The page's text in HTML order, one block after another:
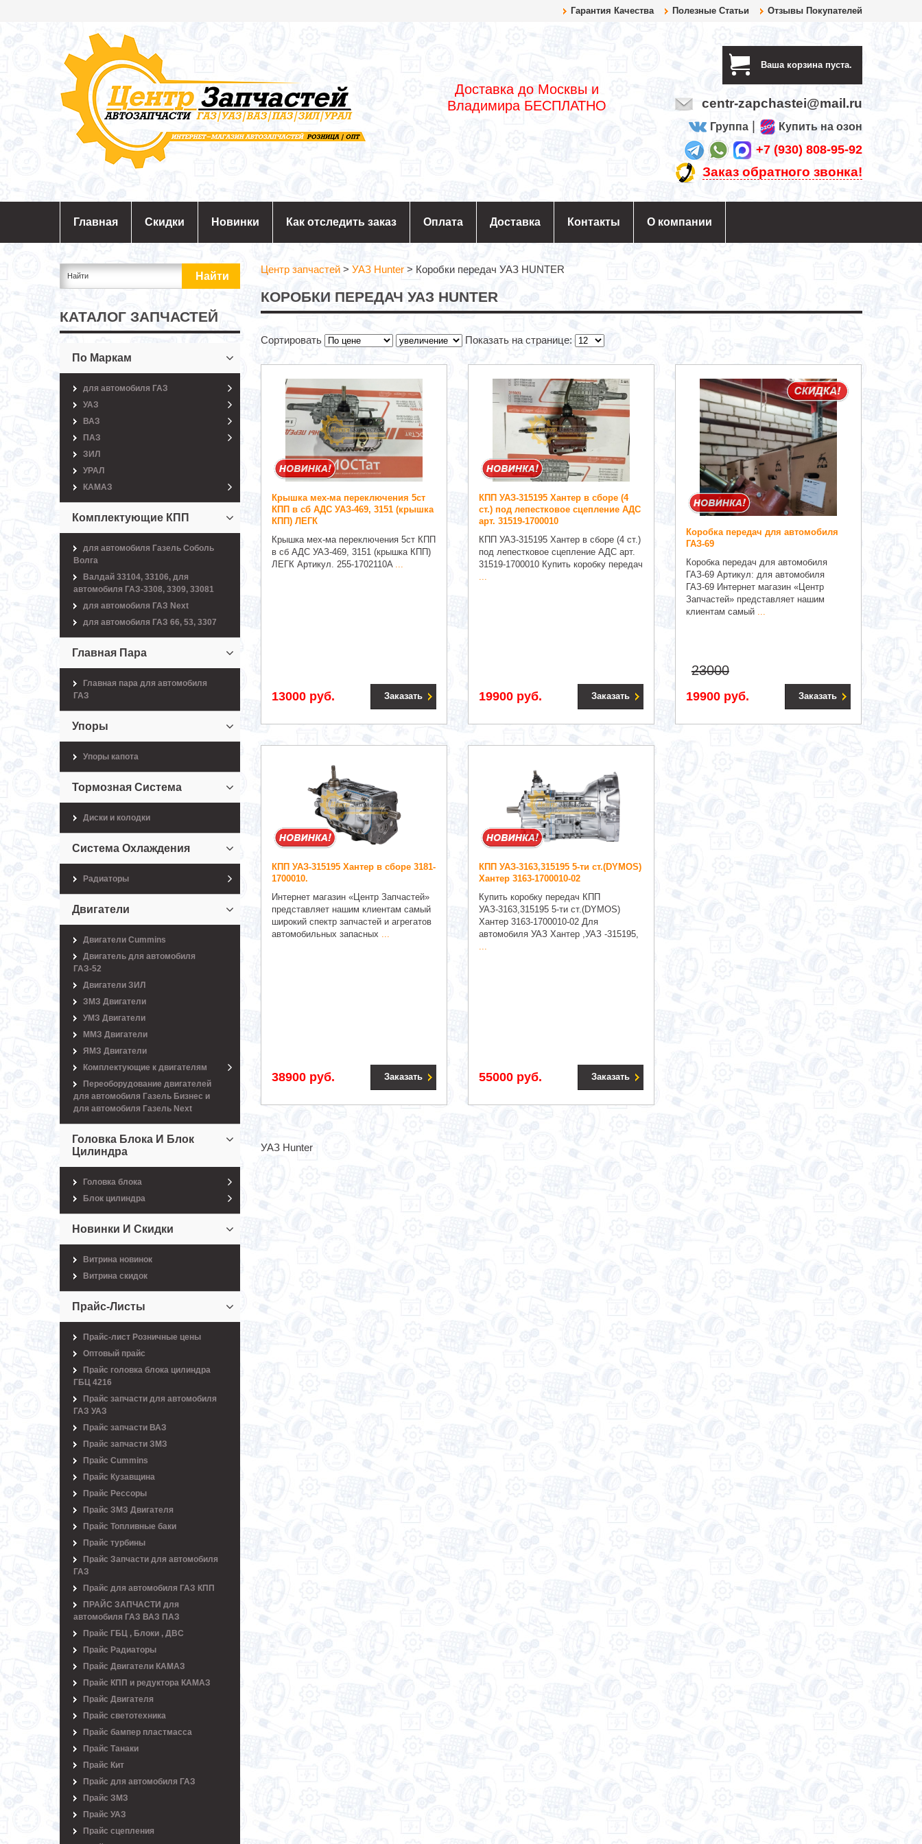
Гарантия Качества Полезные Статьи Отзывы Покупателей
Доставка до Москвы и
Владимира БЕСПЛАТНО
Ваша корзина пуста.
centr-zapchastei@mail.ru
Группа Купить на озон
+7 (930) 808-95-92
Заказ обратного звонка!
Главная Скидки Новинки Как отследить заказ Оплата Доставка Контакты О компании
Центр запчастей> УАЗ Hunter> Коробки передач УАЗ HUNTER
КОРОБКИ ПЕРЕДАЧ УАЗ HUNTER
Сортировать Показать на странице:
Крышка мех-ма переключения 5ст
КПП в сб АДС УАЗ-469, 3151 (крышка
КПП) ЛЕГК
Крышка мех-ма переключения 5ст КПП
в сб АДС УАЗ-469, 3151 (крышка КПП)
ЛЕГК Артикул. 255-1702110A ...
13000 руб. Заказать
КПП УАЗ-315195 Хантер в сборе (4
ст.) под лепестковое сцепление АДС
арт. 31519-1700010
КПП УАЗ-315195 Хантер в сборе (4 ст.)
под лепестковое сцепление АДС арт.
31519-1700010 Купить коробку передач
...
19900 руб. Заказать
Коробка передач для автомобиля
ГАЗ-69
Коробка передач для автомобиля
ГАЗ-69 Артикул: для автомобиля
ГАЗ-69 Интернет магазин «Центр
Запчастей» представляет нашим
клиентам самый ...
23000
19900 руб. Заказать
КПП УАЗ-315195 Хантер в сборе 3181-
1700010.
Интернет магазин «Центр Запчастей»
представляет нашим клиентам самый
широкий спектр запчастей и агрегатов
автомобильных запасных ...
38900 руб. Заказать
КПП УАЗ-3163,315195 5-ти ст.(DYMOS)
Хантер 3163-1700010-02
Купить коробку передач КПП
УАЗ-3163,315195 5-ти ст.(DYMOS)
Хантер 3163-1700010-02 Для
автомобиля УАЗ Хантер ,УАЗ -315195,
...
55000 руб. Заказать
УАЗ Hunter
КАТАЛОГ ЗАПЧАСТЕЙ
По Маркам
для автомобиля ГАЗ
УАЗ
ВАЗ
ПАЗ
ЗИЛ
УРАЛ
КАМАЗ
Комплектующие КПП
для автомобиля Газель Соболь
Волга
Валдай 33104, 33106, для
автомобиля ГАЗ-3308, 3309, 33081
для автомобиля ГАЗ Next
для автомобиля ГАЗ 66, 53, 3307
Главная Пара
Главная пара для автомобиля
ГАЗ
Упоры
Упоры капота
Тормозная Система
Диски и колодки
Система Охлаждения
Радиаторы
Двигатели
Двигатели Cummins
Двигатель для автомобиля
ГАЗ-52
Двигатели ЗИЛ
ЗМЗ Двигатели
УМЗ Двигатели
ММЗ Двигатели
ЯМЗ Двигатели
Комплектующие к двигателям
Переоборудование двигателей
для автомобиля Газель Бизнес и
для автомобиля Газель Next
Головка Блока И Блок
Цилиндра
Головка блока
Блок цилиндра
Новинки И Скидки
Витрина новинок
Витрина скидок
Прайс-Листы
Прайс-лист Розничные цены
Оптовый прайс
Прайс головка блока цилиндра
ГБЦ 4216
Прайс запчасти для автомобиля
ГАЗ УАЗ
Прайс запчасти ВАЗ
Прайс запчасти ЗМЗ
Прайс Cummins
Прайс Кузавщина
Прайс Рессоры
Прайс ЗМЗ Двигателя
Прайс Топливные баки
Прайс турбины
Прайс Запчасти для автомобиля
ГАЗ
Прайс для автомобиля ГАЗ КПП
ПРАЙС ЗАПЧАСТИ для
автомобиля ГАЗ ВАЗ ПАЗ
Прайс ГБЦ , Блоки , ДВС
Прайс Радиаторы
Прайс Двигатели КАМАЗ
Прайс КПП и редуктора КАМАЗ
Прайс Двигателя
Прайс светотехника
Прайс бампер пластмасса
Прайс Танаки
Прайс Кит
Прайс для автомобиля ГАЗ
Прайс ЗМЗ
Прайс УАЗ
Прайс сцепления